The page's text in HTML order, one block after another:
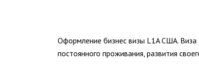
Оформление бизнес визы L1A США.
постоянного проживания, развития